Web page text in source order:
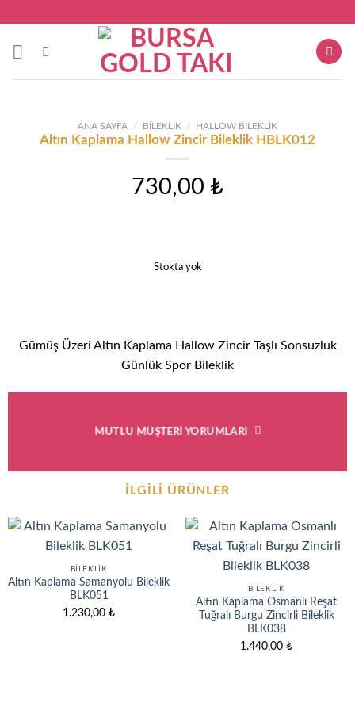
content
ANA SAYFA / BILEKLIK / HALLOW BILEKLIK
Altın Kaplama Hallow Zincir Bileklik HBLK012
730,00 ₺
Stokta yok
Gümüş Üzeri Altın Kaplama Hallow Zincir Taşlı Sonsuzluk
Günlük Spor Bileklik
MUTLU MÜŞTERI YORUMLARI
İLGILI ÜRÜNLER
BILEKLIK
Altın Kaplama Samanyolu Bileklik
BLK051
1.230,00 ₺
BILEKLIK
Altın Kaplama Osmanlı Reşat
Tuğralı Burgu Zincirli Bileklik
BLK038
1.440,00 ₺